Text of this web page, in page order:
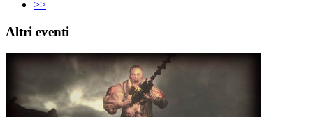
>>
Altri eventi